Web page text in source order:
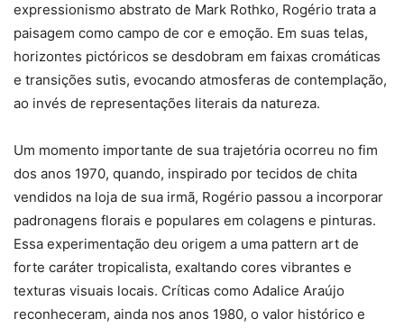
expressionismo abstrato de Mark Rothko, Rogério trata a
paisagem como campo de cor e emoção. Em suas telas,
horizontes pictóricos se desdobram em faixas cromáticas
e transições sutis, evocando atmosferas de contemplação,
ao invés de representações literais da natureza.
Um momento importante de sua trajetória ocorreu no fim
dos anos 1970, quando, inspirado por tecidos de chita
vendidos na loja de sua irmã, Rogério passou a incorporar
padronagens florais e populares em colagens e pinturas.
Essa experimentação deu origem a uma pattern art de
forte caráter tropicalista, exaltando cores vibrantes e
texturas visuais locais. Críticas como Adalice Araújo
reconheceram, ainda nos anos 1980, o valor histórico e